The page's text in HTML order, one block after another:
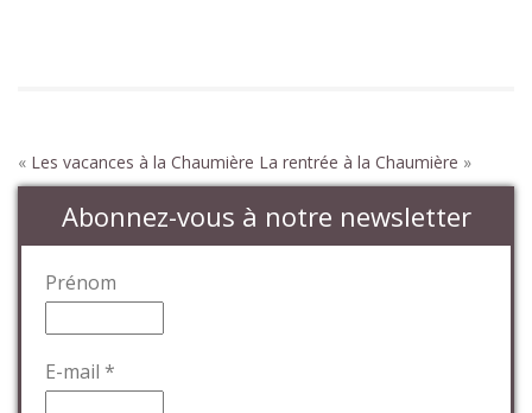
« Les vacances à la Chaumière La rentrée à la Chaumière »
Abonnez-vous à notre newsletter
Prénom
E-mail *